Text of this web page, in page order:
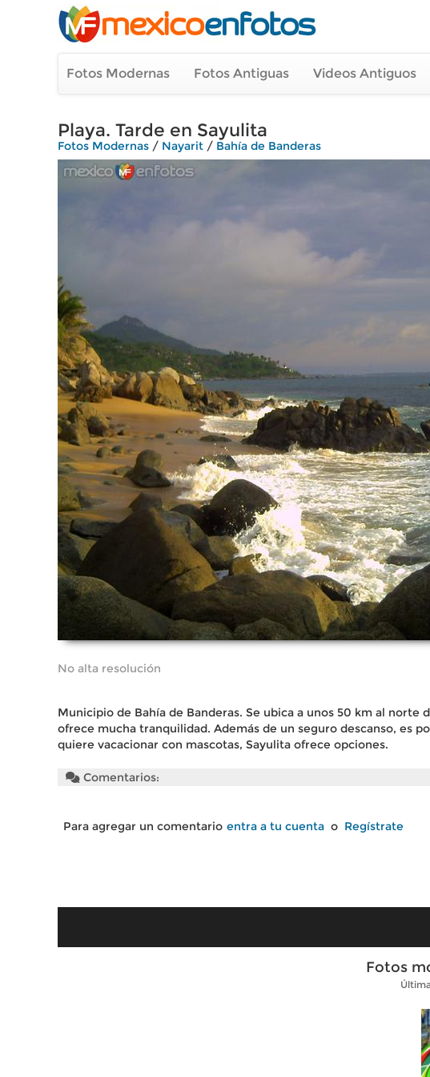
Fotos Modernas Fotos Antiguas Videos Antiguos
Playa. Tarde en Sayulita
Fotos Modernas / Nayarit / Bahía de Banderas
No alta resolución
Municipio de Bahía de Banderas. Se ubica a unos 50 km al norte
ofrece mucha tranquilidad. Además de un seguro descanso, es
quiere vacacionar con mascotas, Sayulita ofrece opciones.
Comentarios:
Para agregar un comentario entra a tu cuenta o Regístrate
Fotos